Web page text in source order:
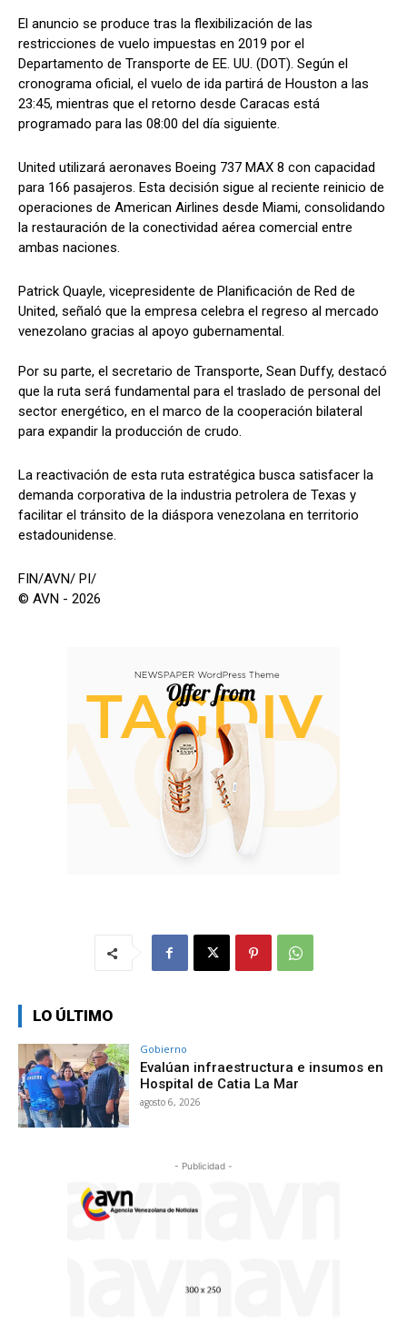
El anuncio se produce tras la flexibilización de las
restricciones de vuelo impuestas en 2019 por el
Departamento de Transporte de EE. UU. (DOT). Según el
cronograma oficial, el vuelo de ida partirá de Houston a las
23:45, mientras que el retorno desde Caracas está
programado para las 08:00 del día siguiente.
United utilizará aeronaves Boeing 737 MAX 8 con capacidad
para 166 pasajeros. Esta decisión sigue al reciente reinicio de
operaciones de American Airlines desde Miami, consolidando
la restauración de la conectividad aérea comercial entre
ambas naciones.
Patrick Quayle, vicepresidente de Planificación de Red de
United, señaló que la empresa celebra el regreso al mercado
venezolano gracias al apoyo gubernamental.
Por su parte, el secretario de Transporte, Sean Duffy, destacó
que la ruta será fundamental para el traslado de personal del
sector energético, en el marco de la cooperación bilateral
para expandir la producción de crudo.
La reactivación de esta ruta estratégica busca satisfacer la
demanda corporativa de la industria petrolera de Texas y
facilitar el tránsito de la diáspora venezolana en territorio
estadounidense.
FIN/AVN/ PI/
© AVN - 2026
LO ÚLTIMO
Gobierno
Evalúan infraestructura e insumos en
Hospital de Catia La Mar
agosto 6, 2026
- Publicidad -